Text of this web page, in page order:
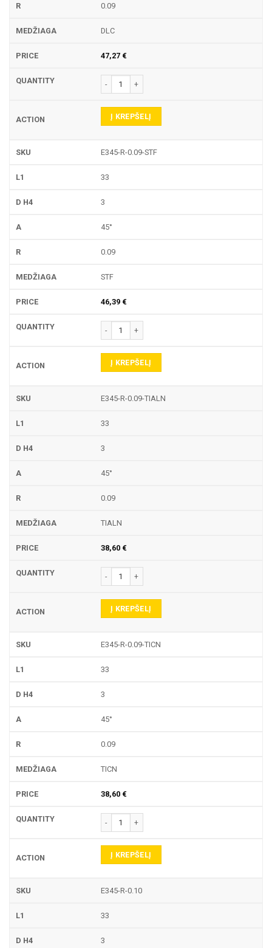
0.09
DLC
47,27 €
produkto kiekis: E345-R GRAVIRAVIMO FREZA
Į KREPŠELĮ
E345-R-0.09-STF
33
3
45°
0.09
STF
46,39 €
produkto kiekis: E345-R GRAVIRAVIMO FREZA
Į KREPŠELĮ
E345-R-0.09-TIALN
33
3
45°
0.09
TIALN
38,60 €
produkto kiekis: E345-R GRAVIRAVIMO FREZA
Į KREPŠELĮ
E345-R-0.09-TICN
33
3
45°
0.09
TICN
38,60 €
produkto kiekis: E345-R GRAVIRAVIMO FREZA
Į KREPŠELĮ
E345-R-0.10
33
3